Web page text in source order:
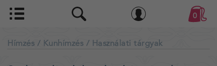
0
Hímzés / Kunhímzés / Használati tárgyak